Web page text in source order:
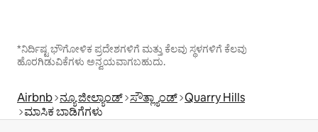
*ನಿರ್ದಿಷ್ಟ ಭೌಗೋಳಿಕ ಪ್ರದೇಶಗಳಿಗೆ ಮತ್ತು ಕೆಲವು ಸ್ಥಳಗಳಿಗೆ ಕೆಲವು
ಹೊರಗಿಡುವಿಕೆಗಳು ಅನ್ವಯವಾಗಬಹುದು.
Airbnb ನ್ಯೂ ಜೀಲ್ಯಾಂಡ್ ಸೌತ್ಲ್ಯಾಂಡ್ Quarry Hills
ಮಾಸಿಕ ಬಾಡಿಗೆಗಳು